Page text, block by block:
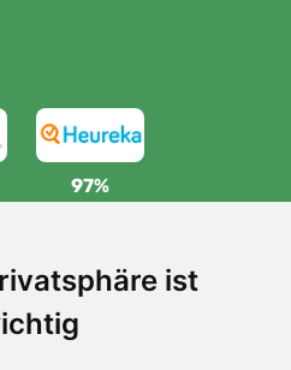
ist
97%
kostenlos
Bestellungen über 80 EUR
und Rückgabe